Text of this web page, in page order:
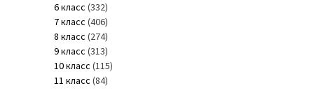
6 класс (332)
7 класс (406)
8 класс (274)
9 класс (313)
10 класс (115)
11 класс (84)